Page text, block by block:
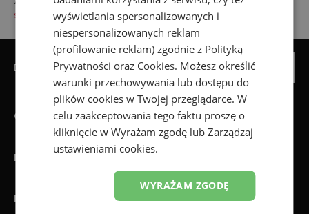
sportowe damskie.
Dowiedz się o nowościach jako pierwszy Zapisz się
Obsługa klienta
Informacje
New Balance
wyświetlania spersonalizowanych i
niespersonalizowanych reklam
(profilowanie reklam) zgodnie z Polityką
Prywatności oraz Cookies. Możesz określić
warunki przechowywania lub dostępu do
plików cookies w Twojej przeglądarce. W
celu zaakceptowania tego faktu proszę o
kliknięcie w Wyrażam zgodę lub Zarządzaj
ustawieniami cookies.
WYRAŻAM ZGODĘ